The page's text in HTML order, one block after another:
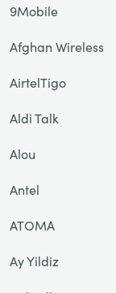
9Mobile
Afghan Wireless
AirtelTigo
Aldi Talk
Alou
Antel
ATOMA
Ay Yildiz